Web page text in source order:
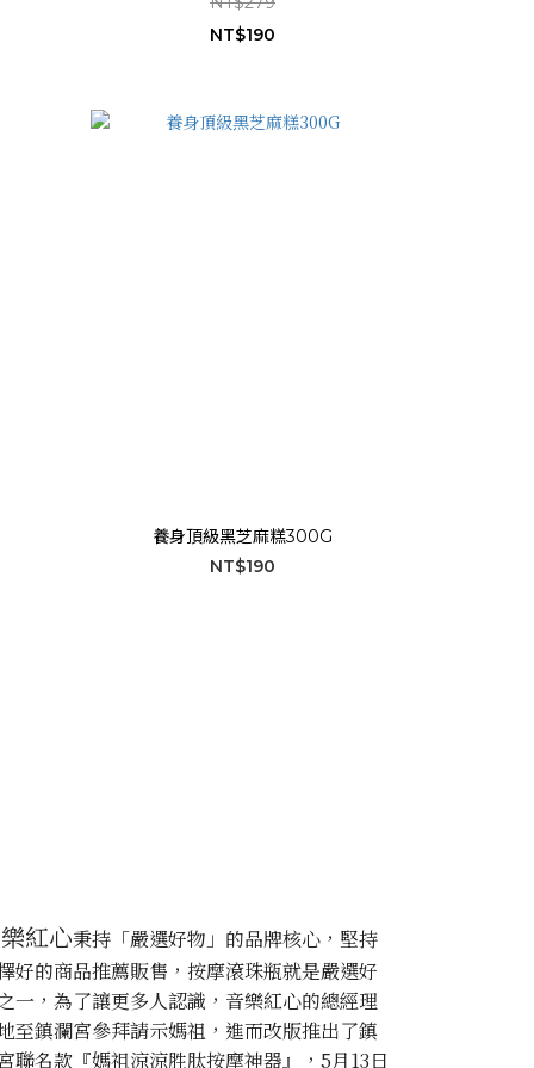
NT$190
養身頂級黑芝麻糕300G
NT$190
紅心秉持「嚴選好物」的品牌核心，堅持
好的商品推薦販售，按摩滾珠瓶就是嚴選好
一，為了讓更多人認識，音樂紅心的總經理
至鎮瀾宮參拜請示媽祖，進而改版推出了鎮
聯名款『媽祖涼涼胜肽按摩神器』，5月13日